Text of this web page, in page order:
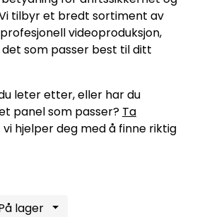
tilbyr et bredt sortiment av
videoproduksjon,
som passer best til ditt
leter etter, eller har du
panel som passer? Ta
vi hjelper deg med å finne riktig
lager